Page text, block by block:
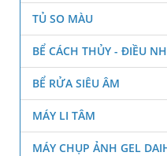
TỦ SO MÀU
BỂ CÁCH THỦY - ĐIỀU
BỂ RỬA SIÊU ÂM
MÁY LI TÂM
MÁY CHỤP ẢNH GEL